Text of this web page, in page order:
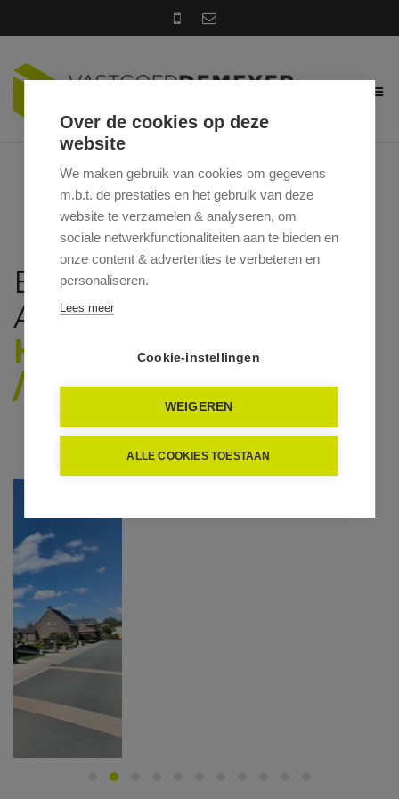
BEENTJESSTRAAT 3 /
A, 9850 POESELE
HUURPRIJS: € 1.175
/MAAND
Over de cookies op deze
website
We maken gebruik van cookies om gegevens
m.b.t. de prestaties en het gebruik van deze
website te verzamelen & analyseren, om
sociale netwerkfunctionaliteiten aan te bieden en
onze content & advertenties te verbeteren en
personaliseren.
Lees meer
Cookie-instellingen
WEIGEREN
ALLE COOKIES TOESTAAN